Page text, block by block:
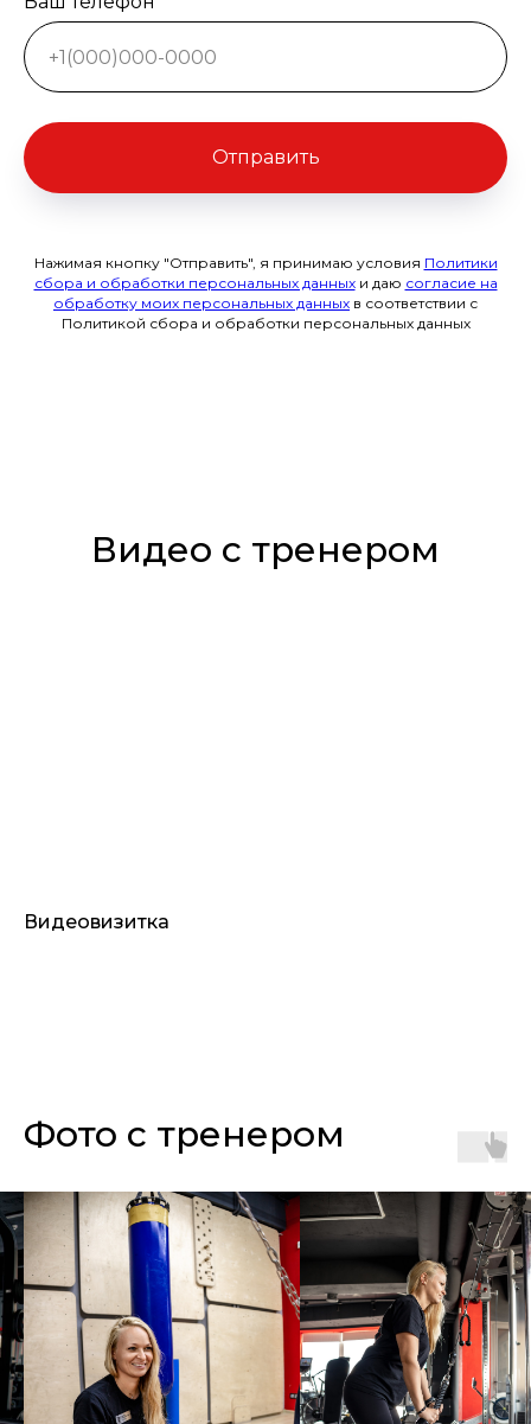
Отправить
Нажимая кнопку "Отправить", я принимаю условия Политики
сбора и обработки персональных данныхи даю согласие на
обработку моих персональных данных в соответствии с
Политикой сбора и обработки персональных данных
Видео с тренером
Видеовизитка
Фото с тренером